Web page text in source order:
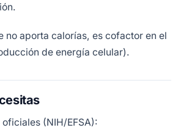
no aporta calorías, es cofactor en el
de energía celular).
(NIH/EFSA):